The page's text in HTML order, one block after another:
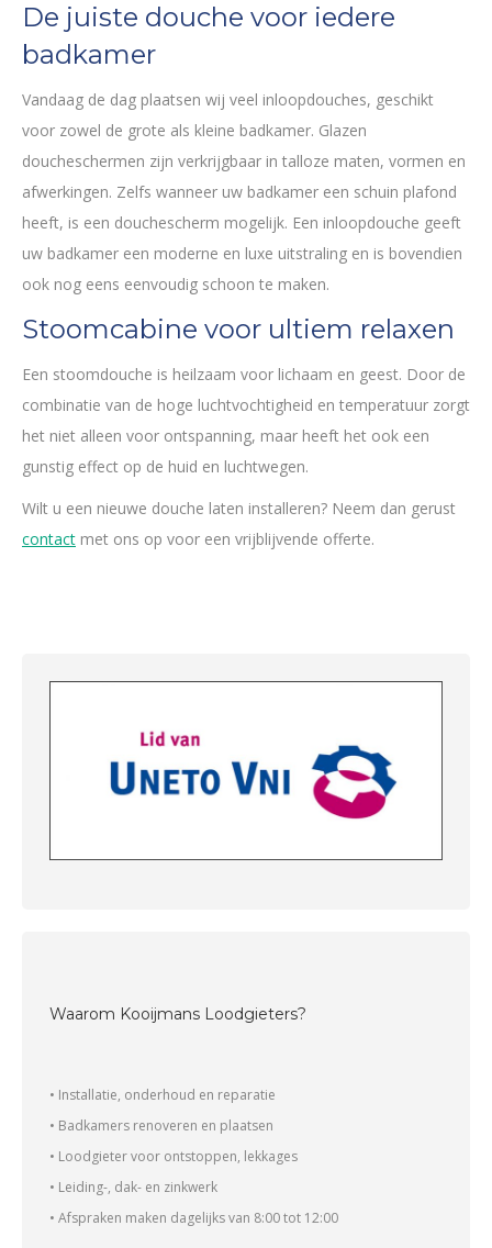
De juiste douche voor iedere
badkamer
Vandaag de dag plaatsen wij veel inloopdouches, geschikt
voor zowel de grote als kleine badkamer. Glazen
doucheschermen zijn verkrijgbaar in talloze maten, vormen en
afwerkingen. Zelfs wanneer uw badkamer een schuin plafond
heeft, is een douchescherm mogelijk. Een inloopdouche geeft
uw badkamer een moderne en luxe uitstraling en is bovendien
ook nog eens eenvoudig schoon te maken.
Stoomcabine voor ultiem relaxen
Een stoomdouche is heilzaam voor lichaam en geest. Door de
combinatie van de hoge luchtvochtigheid en temperatuur zorgt
het niet alleen voor ontspanning, maar heeft het ook een
gunstig effect op de huid en luchtwegen.
Wilt u een nieuwe douche laten installeren? Neem dan gerust
contact met ons op voor een vrijblijvende offerte.
Waarom Kooijmans Loodgieters?
• Installatie, onderhoud en reparatie
• Badkamers renoveren en plaatsen
• Loodgieter voor ontstoppen, lekkages
• Leiding-, dak- en zinkwerk
• Afspraken maken dagelijks van 8:00 tot 12:00